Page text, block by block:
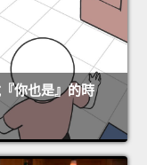
你也是』的時